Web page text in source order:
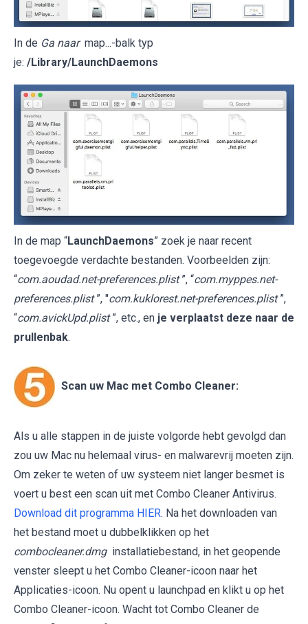
In de Ga naar map...-balk typ
je: /Library/LaunchDaemons
In de map “LaunchDaemons” zoek je naar recent
toegevoegde verdachte bestanden. Voorbeelden zijn:
“com.aoudad.net-preferences.plist ”, “com.myppes.net-
preferences.plist ”, "com.kuklorest.net-preferences.plist ”,
“com.avickUpd.plist ”, etc., en je verplaatst deze naar de
prullenbak.
Scan uw Mac met Combo Cleaner:
Als u alle stappen in de juiste volgorde hebt gevolgd dan
zou uw Mac nu helemaal virus- en malwarevrij moeten zijn.
Om zeker te weten of uw systeem niet langer besmet is
voert u best een scan uit met Combo Cleaner Antivirus.
Download dit programma HIER. Na het downloaden van
het bestand moet u dubbelklikken op het
combocleaner.dmg installatiebestand, in het geopende
venster sleept u het Combo Cleaner-icoon naar het
Applicaties-icoon. Nu opent u launchpad en klikt u op het
Combo Cleaner-icoon. Wacht tot Combo Cleaner de